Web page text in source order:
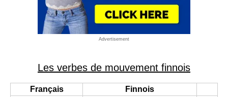
Advertisement
Les verbes de mouvement finnois
Français
Finnois